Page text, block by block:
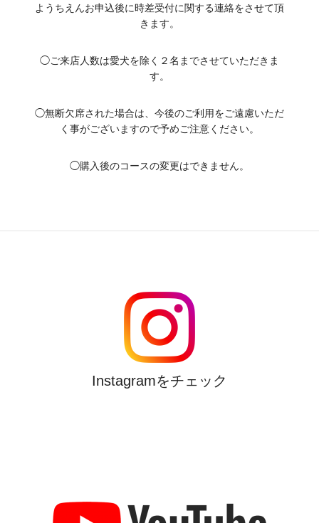
ようちえんお申込後に時差受付に関する連絡をさせて頂
きます。
◯ご来店人数は愛犬を除く２名までさせていただきま
す。
◯無断欠席された場合は、今後のご利用をご遠慮いただ
く事がございますので予めご注意ください。
◯購入後のコースの変更はできません。
Instagramをチェック